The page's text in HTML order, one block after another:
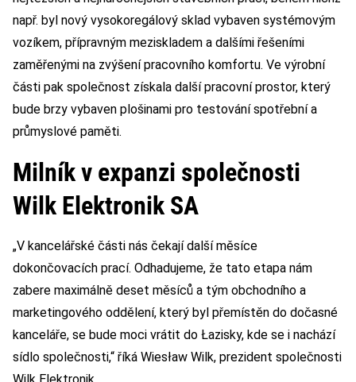
např. byl nový vysokoregálový sklad vybaven systémovým
vozíkem, přípravným meziskladem a dalšími řešeními
zaměřenými na zvýšení pracovního komfortu. Ve výrobní
části pak společnost získala další pracovní prostor, který
bude brzy vybaven plošinami pro testování spotřební a
průmyslové paměti.
Milník v expanzi společnosti
Wilk Elektronik SA
„V kancelářské části nás čekají další měsíce
dokončovacích prací. Odhadujeme, že tato etapa nám
zabere maximálně deset měsíců a tým obchodního a
marketingového oddělení, který byl přemístěn do dočasné
kanceláře, se bude moci vrátit do Łazisky, kde se i nachází
sídlo společnosti,“ říká Wiesław Wilk, prezident společnosti